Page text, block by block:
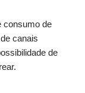
consumo de
canais
de